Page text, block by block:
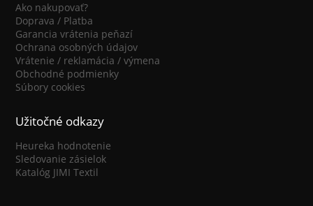
Ako nakupovať?
Doprava / Platba
Garancia vrátenia peňazí
Ochrana osobných údajov
Vrátenie / reklamácia / výmena
Obchodné podmienky
Súbory cookies
Užitočné odkazy
Heureka hodnotenie
Sledovanie zásielok
Katalóg JIMI Textil